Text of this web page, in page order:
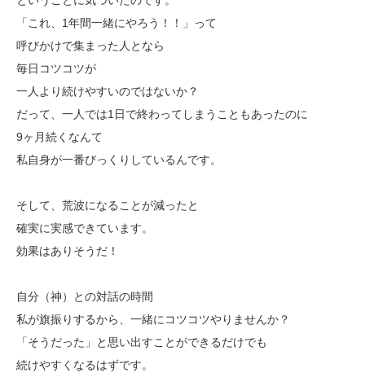
「これ、1年間一緒にやろう！！」って
呼びかけで集まった人となら
毎日コツコツが
一人より続けやすいのではないか？
だって、一人では1日で終わってしまうこともあったのに
9ヶ月続くなんて
私自身が一番びっくりしているんです。
そして、荒波になることが減ったと
確実に実感できています。
効果はありそうだ！
自分（神）との対話の時間
私が旗振りするから、一緒にコツコツやりませんか？
「そうだった」と思い出すことができるだけでも
続けやすくなるはずです。